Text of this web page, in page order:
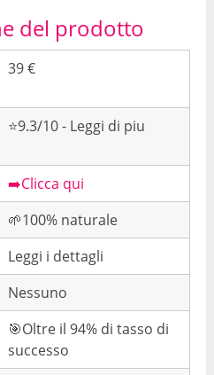
del prodotto
39 €
⭐9.3/10 - Leggi di piu
➡️Clicca qui
🌱100% naturale
Leggi i dettagli
Nessuno
🎯Oltre il 94% di tasso di
successo